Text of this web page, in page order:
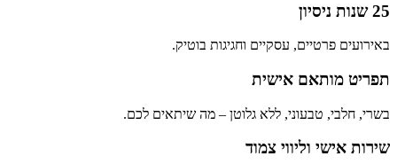
25 שנות ניסיון
באירועים פרטיים, עסקיים וחגיגות בוטיק.
תפריט מותאם אישית
בשרי, חלבי, טבעוני, ללא גלוטן – מה שיתאים לכם.
שירות אישי וליווי צמוד